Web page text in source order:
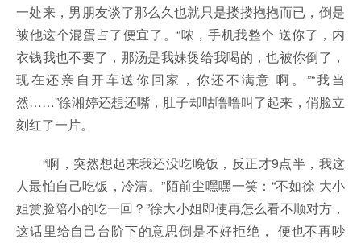
一处来，男朋友谈了那么久也就只是搂搂抱抱而已，倒是
被他这个混蛋占了便宜了。“哝，手机我整个 送你了，内
衣钱我也不要了，那汤是我妹煲给我喝的，也被你倒了，
现在还亲自开车送你回家，你还不满意 啊。”“我当
然……”徐湘婷还想还嘴，肚子却咕噜噜叫了起来，俏脸立
刻红了一片。
“啊，突然想起来我还没吃晚饭，反正才9点半，我这
人最怕自己吃饭，冷清。”陌前尘嘿嘿一笑：“不如徐 大小
姐赏脸陪小的吃一回？”徐大小姐即使再怎么看不顺对方，
这话里给自己台阶下的意思倒是不好拒绝， 便也不再吵